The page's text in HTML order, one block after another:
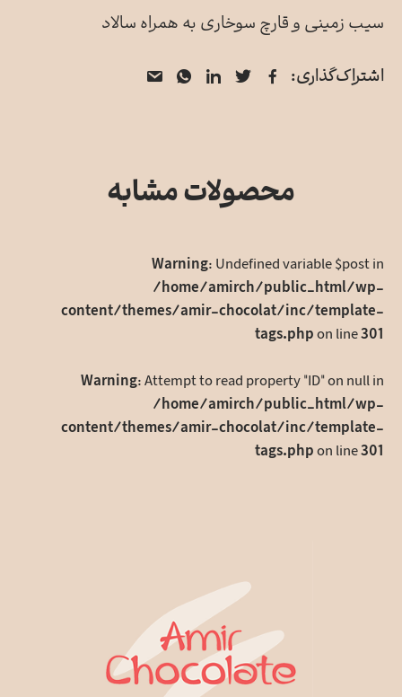
سیب زمینی و قارچ سوخاری به همراه سالاد
اشتراک‌گذاری:
فیسبوکتوییترلینکدین
واتس
اشتراک
بگذارید
محصولات مشابه
Warning: Undefined variable $post in
/home/amirch/public_html/wp-
content/themes/amir-chocolat/inc/template-
tags.phpon line301
Warning: Attempt to read property "ID" on null in
/home/amirch/public_html/wp-
content/themes/amir-chocolat/inc/template-
tags.phpon line301